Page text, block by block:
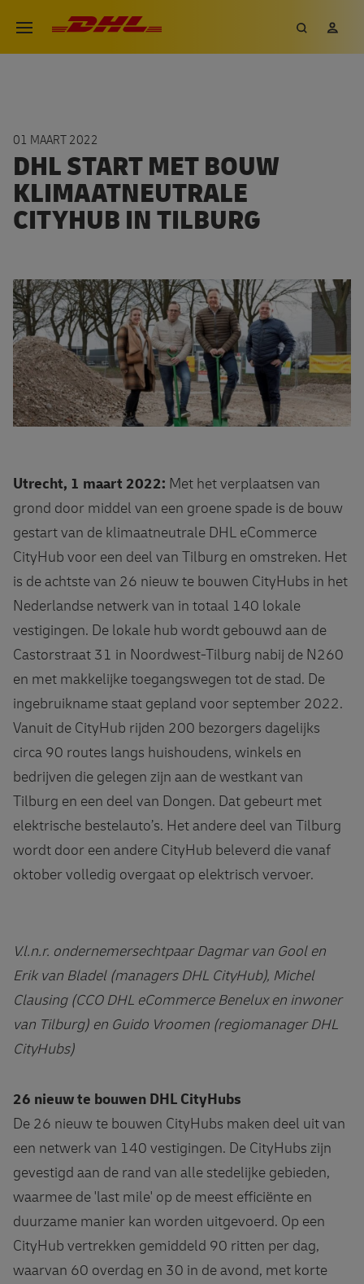
Open menu
DHL eCommerce, ga naar de
Zoeken
01 MAART 2022
DHL START MET BOUW
KLIMAATNEUTRALE
CITYHUB IN TILBURG
Utrecht, 1 maart 2022: Met het verplaatsen van
grond door middel van een groene spade is de bouw
gestart van de klimaatneutrale DHL eCommerce
CityHub voor een deel van Tilburg en omstreken. Het
is de achtste van 26 nieuw te bouwen CityHubs in het
Nederlandse netwerk van in totaal 140 lokale
vestigingen. De lokale hub wordt gebouwd aan de
Castorstraat 31 in Noordwest-Tilburg nabij de N260
en met makkelijke toegangswegen tot de stad. De
ingebruikname staat gepland voor september 2022.
Vanuit de CityHub rijden 200 bezorgers dagelijks
circa 90 routes langs huishoudens, winkels en
bedrijven die gelegen zijn aan de westkant van
Tilburg en een deel van Dongen. Dat gebeurt met
elektrische bestelauto’s. Het andere deel van Tilburg
wordt door een andere CityHub beleverd die vanaf
oktober volledig overgaat op elektrisch vervoer.
V.l.n.r. ondernemersechtpaar Dagmar van Gool en
Erik van Bladel (managers DHL CityHub), Michel
Clausing (CCO DHL eCommerce Benelux en inwoner
van Tilburg) en Guido Vroomen (regiomanager DHL
CityHubs)
26 nieuw te bouwen DHL CityHubs
De 26 nieuw te bouwen CityHubs maken deel uit van
een netwerk van 140 vestigingen. De CityHubs zijn
gevestigd aan de rand van alle stedelijke gebieden,
waarmee de 'last mile' op de meest efficiënte en
duurzame manier kan worden uitgevoerd. Op een
CityHub vertrekken gemiddeld 90 ritten per dag,
waarvan 60 overdag en 30 in de avond, met korte